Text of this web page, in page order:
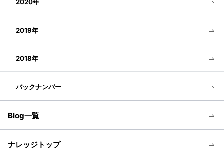
2020年
2019年
2018年
バックナンバー
Blog一覧
ナレッジトップ